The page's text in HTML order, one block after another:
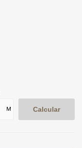
M Calcular